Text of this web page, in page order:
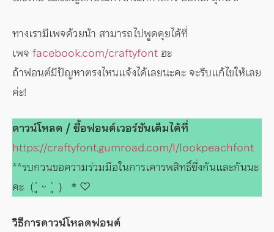
ทางเรามีเพจด้วยน้า สามารถไปพูดคุยได้ที่
เพจ facebook.com/craftyfont ฮะ
ถ้าฟอนต์มีปัญหาตรงไหนแจ้งได้เลยนะคะ จะรีบแก้ไขให้เลย
ค่ะ!
ดาวน์โหลด / ซื้อฟอนต์เวอร์ชันเต็มได้ที่
https://craftyfont.gumroad.com/l/lookpeachfont
**รบกวนขอความร่วมมือในการเคารพสิทธิ์ซึ่งกันและกันนะ
คะ (´͈ ᵕ `͈ ）＊♡
วิธีการดาวน์โหลดฟอนต์